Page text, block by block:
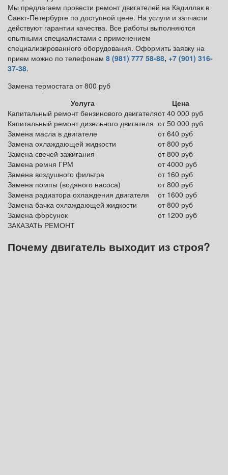
Мы предлагаем провести ремонт двигателей на Кадиллак в
Санкт-Петербурге по доступной цене. На услуги и запчасти
действуют гарантии качества. Все работы выполняются
опытными специалистами с применением
специализированного оборудования. Оформить заявку на
прием можно по телефонам 8 (981) 777 58-88, +7 (901) 316-
37-38.
Замена термостата от 800 руб
Услуга
Цена
Капитальный ремонт бензинового двигателяот 40 000 руб
Капитальный ремонт дизельного двигателя от 50 000 руб
Замена масла в двигателе
от 640 руб
Замена охлаждающей жидкости
от 800 руб
Замена свечей зажигания
от 800 руб
Замена ремня ГРМ
от 4000 руб
Замена воздушного фильтра
от 160 руб
Замена помпы (водяного насоса)
от 800 руб
Замена радиатора охлаждения двигателя
от 1600 руб
Замена бачка охлаждающей жидкости
от 800 руб
Замена форсунок
от 1200 руб
ЗАКАЗАТЬ РЕМОНТ
Почему двигатель выходит из строя?